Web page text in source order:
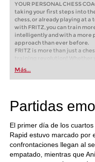
YOUR PERSONAL CHESS
taking your first steps into
chess, or already playing at a
with FRITZ, you can train
intelligently and with a more
approach than ever before.
FRITZ is more than just a
training revolution! Whether
first steps into the world of
playing at a tournament level:
train more efficiently,
Más...
Partidas
El primer día de los
Rapid estuvo marcado por
confrontaciones llegan al
empatado, mientras que